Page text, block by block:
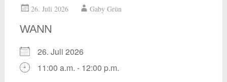
26. Juli 2026 Gaby Grün
WANN
26. Juli 2026
11:00 a.m. - 12:00 p.m.